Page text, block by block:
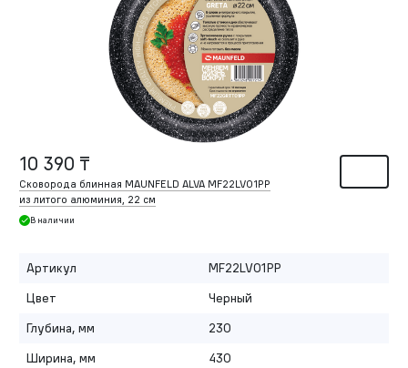
10 390 ₸
Сковорода блинная MAUNFELD ALVA MF22LV01PP
из литого алюминия, 22 см
В наличии
Артикул
MF22LV01PP
Цвет
Черный
Глубина, мм
230
Ширина, мм
430